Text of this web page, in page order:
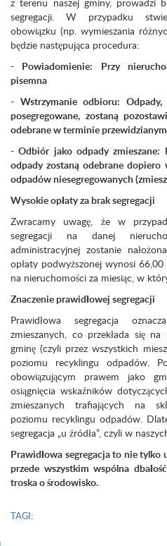
segregacji. W przypadku
obowiązku (np. wymieszania
będzie następująca procedura:
- Powiadomienie: Przy
pisemna
- Wstrzymanie odbioru:
posegregowane, zostaną
odebrane w terminie
-Odbiór jako odpady zmieszane:
odpady zostaną odebrane
odpadów niesegregowanych
Wysokie opłaty za brak segregacji
Zwracamy uwagę, że w
segregacji na danej
administracyjnej zostanie
opłaty podwyższonej wynosi 66,00
na nieruchomości za miesiąc, w
Znaczenie prawidłowej segregacji
Prawidłowa segregacja
zmieszanych, co przekłada się
gminę (czyli przez wszystkich
poziomu recyklingu odpadów.
obowiązującym prawem jako
osiągnięcia wskaźników
zmieszanych trafiających na
poziomu recyklingu odpadów.
segregacja „u źródła”, czyli w
Prawidłowa segregacja to nie
przede wszystkim wspólna
troska o środowisko.
TAGI: